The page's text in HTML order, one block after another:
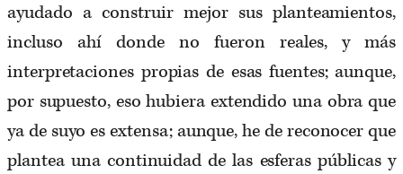
ayudado a construir mejor sus planteamientos,
incluso ahí donde no fueron reales, y más
interpretaciones propias de esas fuentes; aunque,
por supuesto, eso hubiera extendido una obra que
ya de suyo es extensa; aunque, he de reconocer que
plantea una continuidad de las esferas públicas y